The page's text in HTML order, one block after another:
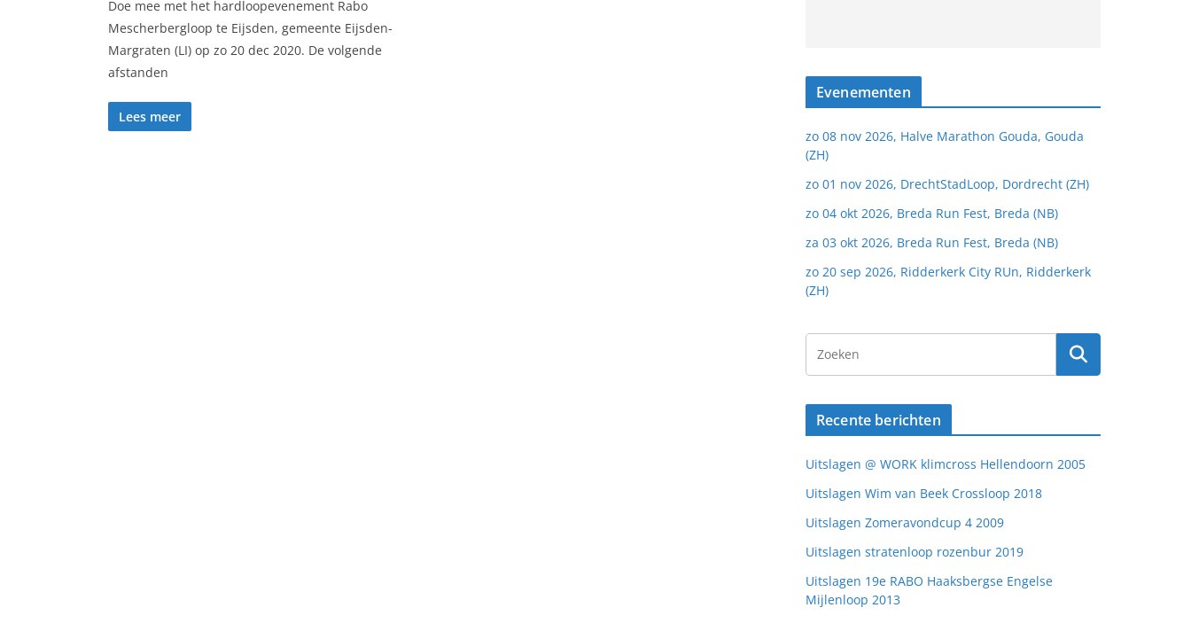
Doe mee met het hardloopevenement Rabo
Mescherbergloop te Eijsden, gemeente Eijsden-
Margraten (LI) op zo 20 dec 2020. De volgende
afstanden
Lees meer
Evenementen
zo 08 nov 2026, Halve Marathon Gouda, Gouda
(ZH)
zo 01 nov 2026, DrechtStadLoop, Dordrecht (ZH)
zo 04 okt 2026, Breda Run Fest, Breda (NB)
za 03 okt 2026, Breda Run Fest, Breda (NB)
zo 20 sep 2026, Ridderkerk City RUn, Ridderkerk
(ZH)
Recente berichten
Uitslagen @ WORK klimcross Hellendoorn 2005
Uitslagen Wim van Beek Crossloop 2018
Uitslagen Zomeravondcup 4 2009
Uitslagen stratenloop rozenbur 2019
Uitslagen 19e RABO Haaksbergse Engelse
Mijlenloop 2013